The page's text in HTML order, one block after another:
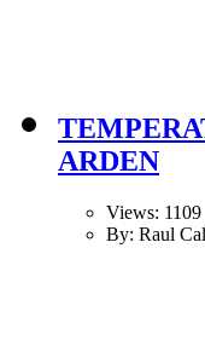
ARDEN
Views: 1109
By: Raul